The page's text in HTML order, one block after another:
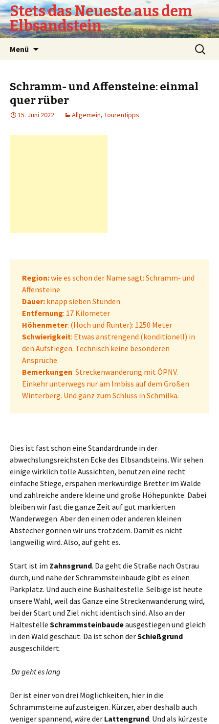
Stets das Neueste aus dem
Elbsandstein
Menü
Suchen
nach:
Schramm- und Affensteine: einmal
quer rüber
15. Juni 2022 Allgemein, Tourentipps
Region:wie es schon der Name sagt: Schramm- und
Affensteine
Dauer: knapp sieben Stunden
Entfernung: 17 Kilometer
Höhenmeter: (Hoch und Runter): 1250 Meter
Schwierigkeit: Etwas anstrengend (konditionell) in
den Aufstiegen. Technisch keine besonderen
Ansprüche.
Bemerkungen: Streckenwanderung mit ÖPNV.
Einkehr unterwegs nur am Imbiss auf dem Großen
Winterberg. Und ganz zum Schluss in Schmilka.
Dies ist fast schon eine Standardrunde in der
abwechslungsreichsten Ecke des Elbsandsteins. Wir sehen
einige wirklich tolle Aussichten, benutzen eine recht
einfache Stiege, erspähen merkwürdige Bretter im Walde
und zahlreiche andere kleine und große Höhepunkte. Dabei
bleiben wir fast die ganze Zeit auf gut markierten
Wanderwegen. Aber den einen oder anderen kleinen
Abstecher gönnen wir uns trotzdem. Damit es nicht
langweilig wird. Also, auf geht es.
Start ist im Zahnsgrund. Da geht die Straße nach Ostrau
durch, und nahe der Schrammsteinbaude gibt es einen
Parkplatz. Und auch eine Bushaltestelle. Selbige ist heute
unsere Wahl, weil das Ganze eine Streckenwanderung wird,
bei der Start und Ziel nicht identisch sind. Also an der
Haltestelle Schrammsteinbaudeausgestiegen und gleich
in den Wald geschaut. Da ist schon derSchießgrund
ausgeschildert.
Da geht es lang
Der ist einer von drei Möglichkeiten, hier in die
Schrammsteine aufzusteigen. Kürzer, aber deshalb auch
weniger spannend, wäre der Lattengrund. Und als kürzeste